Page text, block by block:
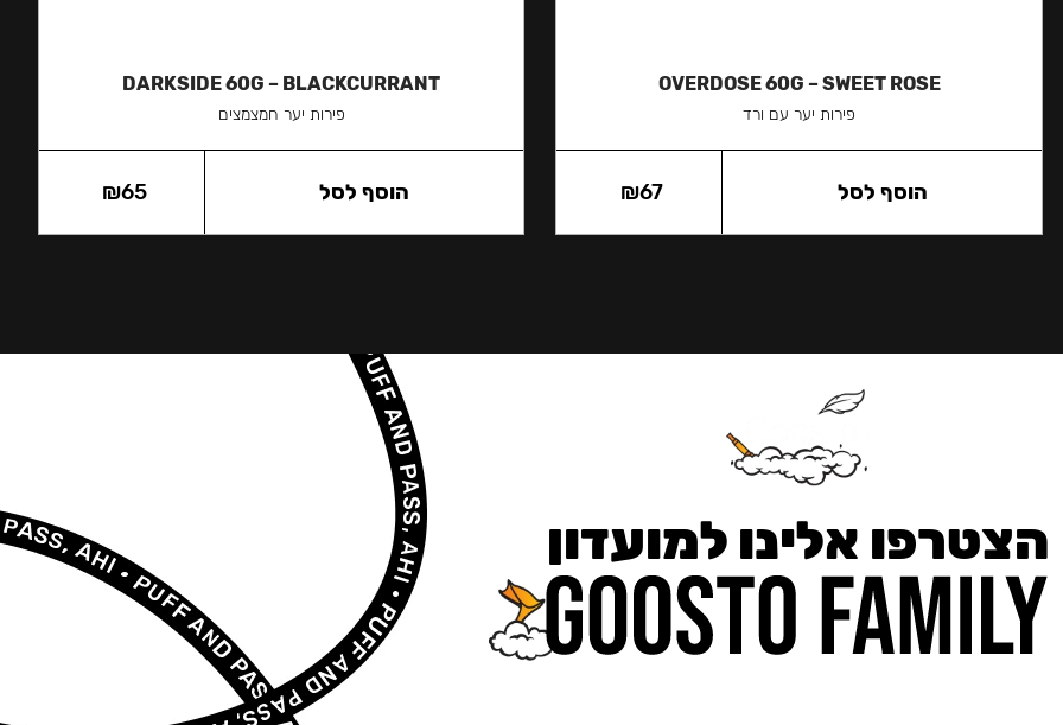
OVERDOSE 60G – SWEET ROSE
פירות יער עם ורד
₪67 הוסף לסל
DARKSIDE 60G – BLACKCURRANT
פירות יער חמצמצים
₪65 הוסף לסל
הצטרפו אלינו למועדון